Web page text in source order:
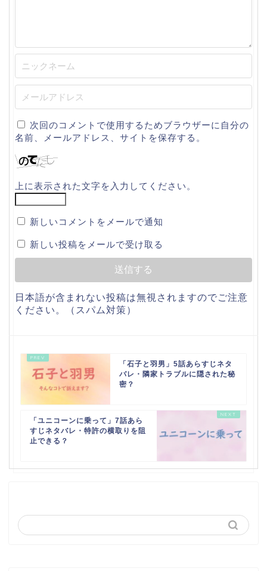
次回のコメントで使用するためブラウザーに自分の
名前、メールアドレス、サイトを保存する。
上に表示された文字を入力してください。
新しいコメントをメールで通知
新しい投稿をメールで受け取る
日本語が含まれない投稿は無視されますのでご注意
ください。（スパム対策）
「石子と羽男」5話あらすじネタ
バレ・隣家トラブルに隠された秘
密？
「ユニコーンに乗って」7話あら
すじネタバレ・特許の横取りを阻
止できる？